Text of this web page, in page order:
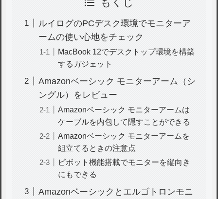
ルイログのPCデスク環境でモニターア
ームの使い心地をチェック
MacBook 12でデスクトップ環境を構築
するガジェット
Amazonベーシック モニターアーム（シ
ングル）をレビュー
Amazonベーシック モニターアームは
ケーブルを内包して隠すことができる
Amazonベーシック モニターアームを
組立てるときの注意点
ピボット機能搭載でモニターを縦向き
にもできる
Amazonベーシックとエルゴトロンモニ